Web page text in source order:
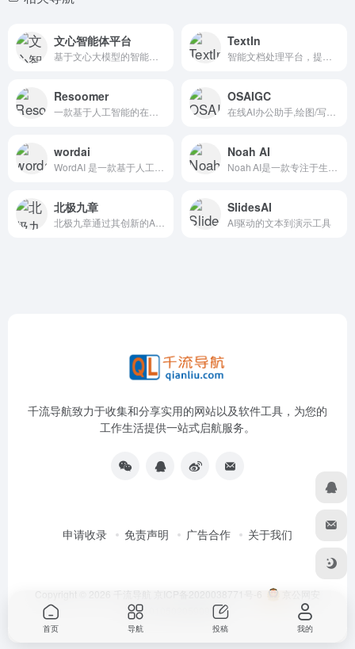
文心智能体平台 TextIn
Resoomer OSAIGC
wordai Noah AI
北极九章 SlidesAI
AI驱动的文本到演示工具
千流导航致力于收集和分享实用的网站以及软件工具，为您的
工作生活提供一站式启航服务。
申请收录 免责声明 广告合作 关于我们
Copyright © 2026 千流导航 京ICP备2020038771号-6
京公网安
备11010502059096号
首页 导航 投稿 我的